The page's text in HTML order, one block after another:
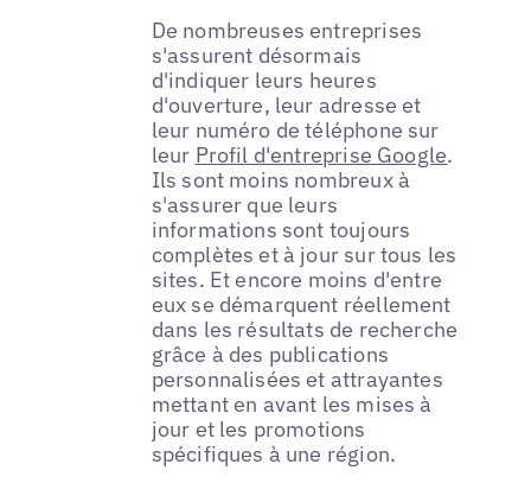
De nombreuses entreprises
s'assurent désormais
d'indiquer leurs heures
d'ouverture, leur adresse et
leur numéro de téléphone sur
leur Profil d'entreprise Google.
Ils sont moins nombreux à
s'assurer que leurs
informations sont toujours
complètes et à jour sur tous les
sites. Et encore moins d'entre
eux se démarquent réellement
dans les résultats de recherche
grâce à des publications
personnalisées et attrayantes
mettant en avant les mises à
jour et les promotions
spécifiques à une région.